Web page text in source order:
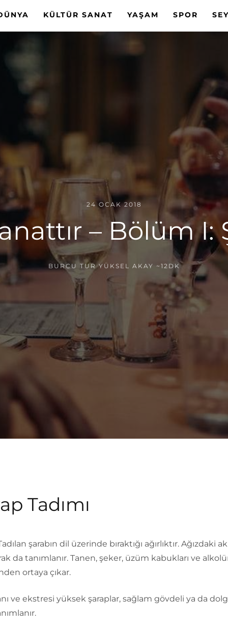
KÜLTÜR SANAT YAŞAM SPOR
24 OCAK 2018
– Bölüm I:
BURCU TUR YÜKSEL AKAY ~12DK
Tadımı
şarabın dil üzerinde bıraktığı ağırlıktır. Ağızdaki
da tanımlanır. Tanen, şeker, üzüm kabukları ve
ortaya çıkar.
ve ekstresi yüksek şaraplar, sağlam gövdeli ya da